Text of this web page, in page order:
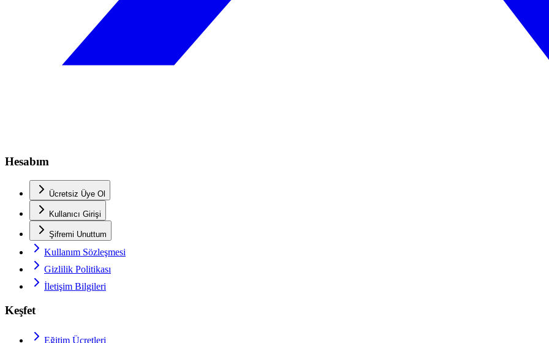
Hesabım
Ücretsiz Üye Ol
Kullanıcı Girişi
Şifremi Unuttum
Kullanım Sözleşmesi
Gizlilik Politikası
İletişim Bilgileri
Keşfet
Eğitim Ücretleri